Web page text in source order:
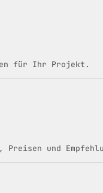
für Ihr Projekt.
Preisen und